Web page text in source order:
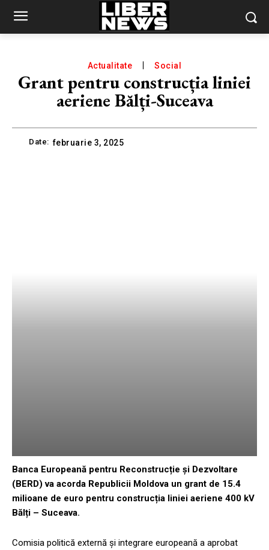
Actualitate Social
Grant pentru construcția liniei
aeriene Bălți-Suceava
Date: februarie 3, 2025
Banca Europeană pentru Reconstrucție și Dezvoltare
(BERD) va acorda Republicii Moldova un grant de 15.4
milioane de euro pentru construcția liniei aeriene 400 kV
Bălți – Suceava.
Comisia politică externă și integrare europeană a aprobat